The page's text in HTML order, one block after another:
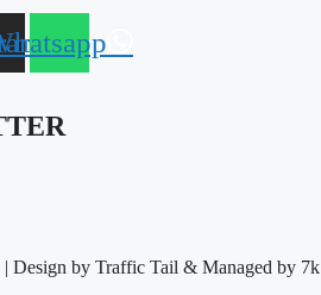
Design by Traffic Tail & Managed by